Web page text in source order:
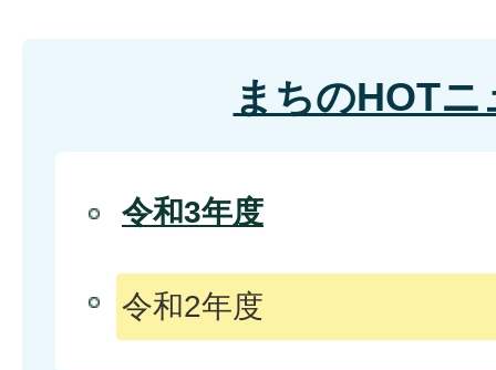
まちのHOTニ
令和3年度
令和2年度